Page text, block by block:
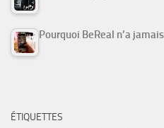
Pourquoi BeReal n’a
ÉTIQUETTES